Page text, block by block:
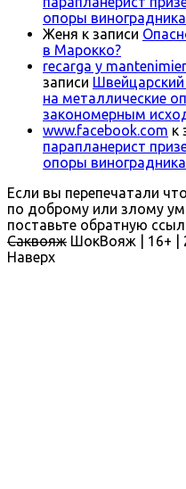
опоры
Женя к записи
в Марокко?
recarga y
записи
на металлические
закономерным
www.facebook.com к
парапланерист
опоры
Если вы перепечатали
по доброму или злому
поставьте обратную
Саквояж ШокВояж | 16+ |
Наверх